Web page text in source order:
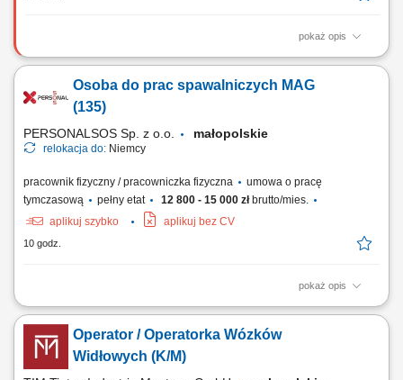
pokaż opis
Opis stanowiska Nadzór techniczny oraz fizyczna realizacja operacji
tanków przemysłowych. Prowadzenie procesu dozowania i rozlewu
płynnych komponentów chemicznych do odpowiednich pojemników
Osoba do prac spawalniczych MAG
(135)
PERSONALSOS Sp. z o.o. małopolskie
relokacja do: Niemcy
pracownik fizyczny / pracowniczka fizyczna
umowa o pracę
tymczasową
pełny etat 12 800 - 15 000 złbrutto/mies.
aplikuj szybko
aplikuj bez CV
10 godz.
pokaż opis
Opis stanowiska: Prowadzenie prac spawalniczych metodą 135 z
dbałością o zachowanie wymogów norm jakościowych. Samodzielne
odczytywanie rzutów oraz specyfikacji z rysunków technicznych przed
przystąpieniem do łączenia elementów. Weryfikowanie ciągłości oraz
szczelności spoin po...
Operator / Operatorka Wózków
Widłowych (K/M)